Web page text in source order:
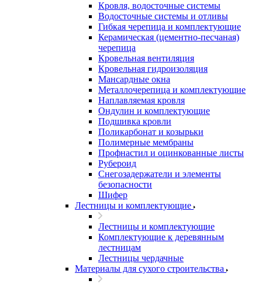
Кровля, водосточные системы
Водосточные системы и отливы
Гибкая черепица и комплектующие
Керамическая (цементно-песчаная)
черепица
Кровельная вентиляция
Кровельная гидроизоляция
Мансардные окна
Металлочерепица и комплектующие
Наплавляемая кровля
Ондулин и комплектующие
Подшивка кровли
Поликарбонат и козырьки
Полимерные мембраны
Профнастил и оцинкованные листы
Рубероид
Снегозадержатели и элементы
безопасности
Шифер
Лестницы и комплектующие
Лестницы и комплектующие
Комплектующие к деревянным
лестницам
Лестницы чердачные
Материалы для сухого строительства